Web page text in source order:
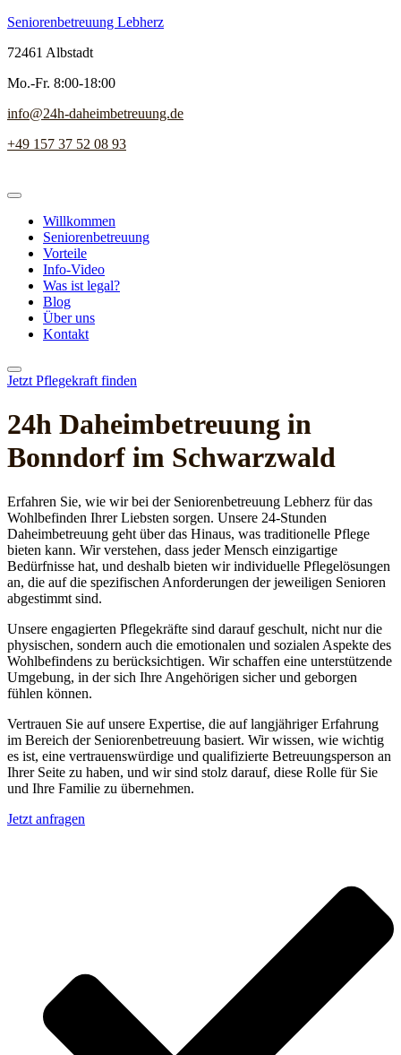
Seniorenbetreuung Lebherz
72461 Albstadt
Mo.-Fr. 8:00-18:00
info@24h-daheimbetreuung.de
+49 157 37 52 08 93
Willkommen
Seniorenbetreuung
Vorteile
Info-Video
Was ist legal?
Blog
Über uns
Kontakt
Jetzt Pflegekraft finden
24h Daheim­betreuung in
Bonndorf im Schwarzwald
Erfahren Sie, wie wir bei der Seniorenbetreuung Lebherz für das
Wohlbefinden Ihrer Liebsten sorgen. Unsere 24-Stunden
Daheimbetreuung geht über das Hinaus, was traditionelle Pflege
bieten kann. Wir verstehen, dass jeder Mensch einzigartige
Bedürfnisse hat, und deshalb bieten wir individuelle Pflegelösungen
an, die auf die spezifischen Anforderungen der jeweiligen Senioren
abgestimmt sind.
Unsere engagierten Pflegekräfte sind darauf geschult, nicht nur die
physischen, sondern auch die emotionalen und sozialen Aspekte des
Wohlbefindens zu berücksichtigen. Wir schaffen eine unterstützende
Umgebung, in der sich Ihre Angehörigen sicher und geborgen
fühlen können.
Vertrauen Sie auf unsere Expertise, die auf langjähriger Erfahrung
im Bereich der Seniorenbetreuung basiert. Wir wissen, wie wichtig
es ist, eine vertrauenswürdige und qualifizierte Betreuungsperson an
Ihrer Seite zu haben, und wir sind stolz darauf, diese Rolle für Sie
und Ihre Familie zu übernehmen.
Jetzt anfragen